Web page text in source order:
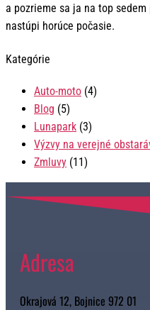
a pozrieme sa ja na top
nastúpi horúce počasie.
Kategórie
Auto-moto (4)
Blog (5)
Lunapark (3)
Výzvy na verejné
Zmluvy (11)
Adresa
Okrajová 12, Bojnice 972 01